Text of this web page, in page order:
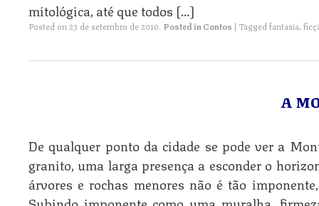
mitológica, até que todos […]
Posted on 23 de setembro de 2010. Posted in Contos | Tagged fantasia,
A
De qualquer ponto da cidade se pode ver a
granito, uma larga presença a esconder o
árvores e rochas menores não é tão